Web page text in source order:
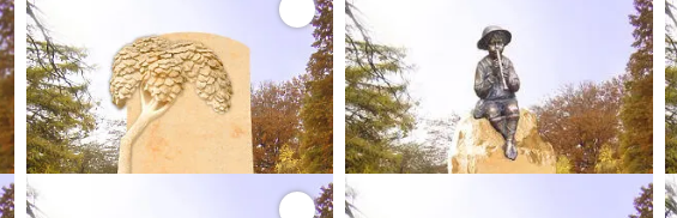
Sandstein Urnengrabstein mit Baum
Dresdener Elbsandstein
80 x 55 x 16 cm (HxBxT)
bis 31.08.26 statt5.850,00 €
Ihr Komplettpreis 5.118,75 €*
Urnengrabstein mit Bronze Flötenspieler
Dresdener Elbsandstein
100 x 45 x 14 cm (HxBxT)
bis 31.08.26 statt 5.300,00 €
Ihr Komplettpreis4.637,50 €*